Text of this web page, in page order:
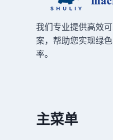
我们专业提供高效
案，帮助您实现绿
率。
主菜单